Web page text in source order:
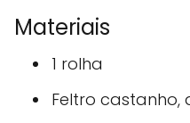
Materiais
1 rolha
Feltro castanho,